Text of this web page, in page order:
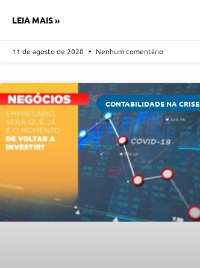
LEIA MAIS »
11 de agosto de 2020 Nenhum comentário
CONTABILIDADE NA CRISE